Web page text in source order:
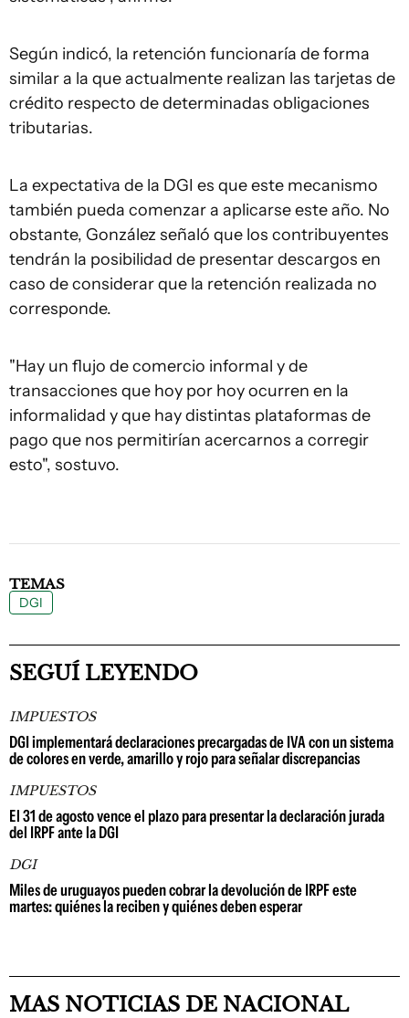
Según indicó, la retención funcionaría de forma
similar a la que actualmente realizan las tarjetas de
crédito respecto de determinadas obligaciones
tributarias.
La expectativa de la DGI es que este mecanismo
también pueda comenzar a aplicarse este año. No
obstante, González señaló que los contribuyentes
tendrán la posibilidad de presentar descargos en
caso de considerar que la retención realizada no
corresponde.
"Hay un flujo de comercio informal y de
transacciones que hoy por hoy ocurren en la
informalidad y que hay distintas plataformas de
pago que nos permitirían acercarnos a corregir
esto", sostuvo.
TEMAS
DGI
SEGUÍ LEYENDO
IMPUESTOS
DGI implementará declaraciones precargadas de IVA con un sistema
de colores en verde, amarillo y rojo para señalar discrepancias
IMPUESTOS
El 31 de agosto vence el plazo para presentar la declaración jurada
del IRPF ante la DGI
DGI
Miles de uruguayos pueden cobrar la devolución de IRPF este
martes: quiénes la reciben y quiénes deben esperar
MAS NOTICIAS DE NACIONAL